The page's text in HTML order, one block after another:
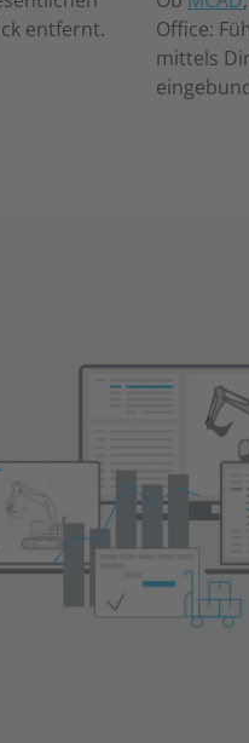
entfernt.
Office:
mittels